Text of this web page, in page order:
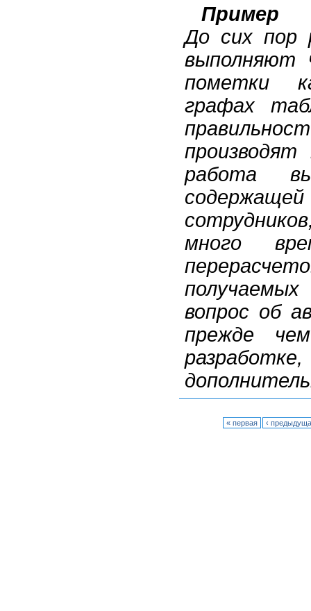
Пример
До сих пор
выполняют
пометки
графах
работа
много
вопрос об
прежде
« первая ‹